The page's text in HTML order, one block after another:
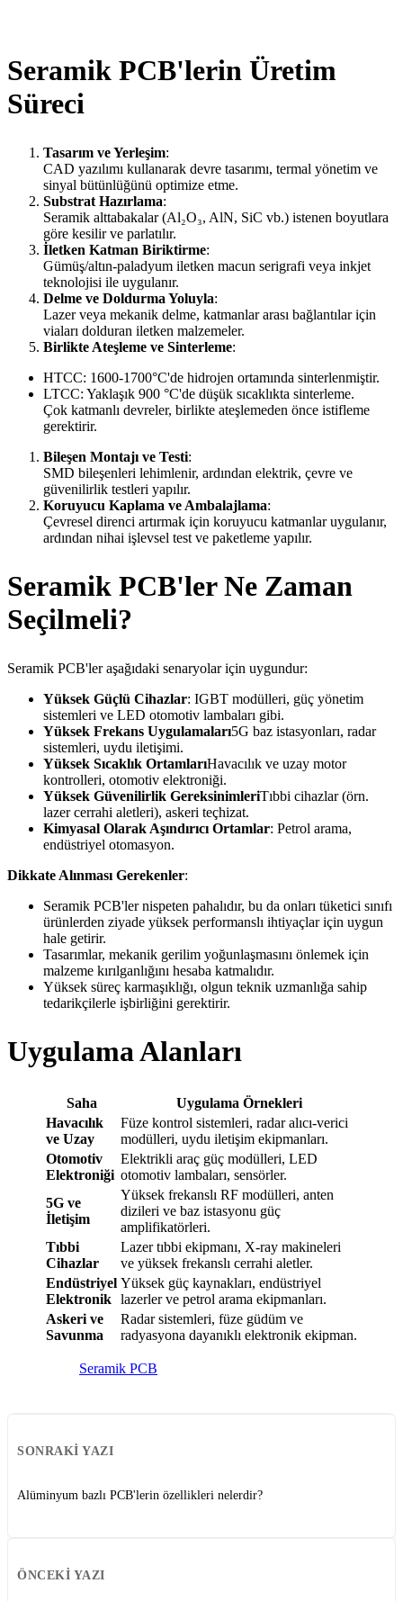
Seramik PCB'lerin Üretim
Süreci
Tasarım ve Yerleşim:
CAD yazılımı kullanarak devre tasarımı, termal yönetim ve
sinyal bütünlüğünü optimize etme.
Substrat Hazırlama:
Seramik alttabakalar (Al₂O₃, AlN, SiC vb.) istenen boyutlara
göre kesilir ve parlatılır.
İletken Katman Biriktirme:
Gümüş/altın-paladyum iletken macun serigrafi veya inkjet
teknolojisi ile uygulanır.
Delme ve Doldurma Yoluyla:
Lazer veya mekanik delme, katmanlar arası bağlantılar için
viaları dolduran iletken malzemeler.
Birlikte Ateşleme ve Sinterleme:
HTCC: 1600-1700°C'de hidrojen ortamında sinterlenmiştir.
LTCC: Yaklaşık 900 °C'de düşük sıcaklıkta sinterleme.
Çok katmanlı devreler, birlikte ateşlemeden önce istifleme
gerektirir.
Bileşen Montajı ve Testi:
SMD bileşenleri lehimlenir, ardından elektrik, çevre ve
güvenilirlik testleri yapılır.
Koruyucu Kaplama ve Ambalajlama:
Çevresel direnci artırmak için koruyucu katmanlar uygulanır,
ardından nihai işlevsel test ve paketleme yapılır.
Seramik PCB'ler Ne Zaman
Seçilmeli?
Seramik PCB'ler aşağıdaki senaryolar için uygundur:
Yüksek Güçlü Cihazlar: IGBT modülleri, güç yönetim
sistemleri ve LED otomotiv lambaları gibi.
Yüksek Frekans Uygulamaları5G baz istasyonları, radar
sistemleri, uydu iletişimi.
Yüksek Sıcaklık OrtamlarıHavacılık ve uzay motor
kontrolleri, otomotiv elektroniği.
Yüksek Güvenilirlik GereksinimleriTıbbi cihazlar (örn.
lazer cerrahi aletleri), askeri teçhizat.
Kimyasal Olarak Aşındırıcı Ortamlar: Petrol arama,
endüstriyel otomasyon.
Dikkate Alınması Gerekenler:
Seramik PCB'ler nispeten pahalıdır, bu da onları tüketici sınıfı
ürünlerden ziyade yüksek performanslı ihtiyaçlar için uygun
hale getirir.
Tasarımlar, mekanik gerilim yoğunlaşmasını önlemek için
malzeme kırılganlığını hesaba katmalıdır.
Yüksek süreç karmaşıklığı, olgun teknik uzmanlığa sahip
tedarikçilerle işbirliğini gerektirir.
Uygulama Alanları
Saha
Uygulama Örnekleri
Havacılık
ve Uzay
Füze kontrol sistemleri, radar alıcı-verici
modülleri, uydu iletişim ekipmanları.
Otomotiv
Elektroniği
Elektrikli araç güç modülleri, LED
otomotiv lambaları, sensörler.
5G ve
İletişim
Yüksek frekanslı RF modülleri, anten
dizileri ve baz istasyonu güç
amplifikatörleri.
Tıbbi
Cihazlar
Lazer tıbbi ekipmanı, X-ray makineleri
ve yüksek frekanslı cerrahi aletler.
Endüstriyel
Elektronik
Yüksek güç kaynakları, endüstriyel
lazerler ve petrol arama ekipmanları.
Askeri ve
Savunma
Radar sistemleri, füze güdüm ve
radyasyona dayanıklı elektronik ekipman.
Seramik PCB
ÖNCEKI YAZI
SONRAKI YAZI
Alüminyum bazlı PCB'lerin özellikleri nelerdir?